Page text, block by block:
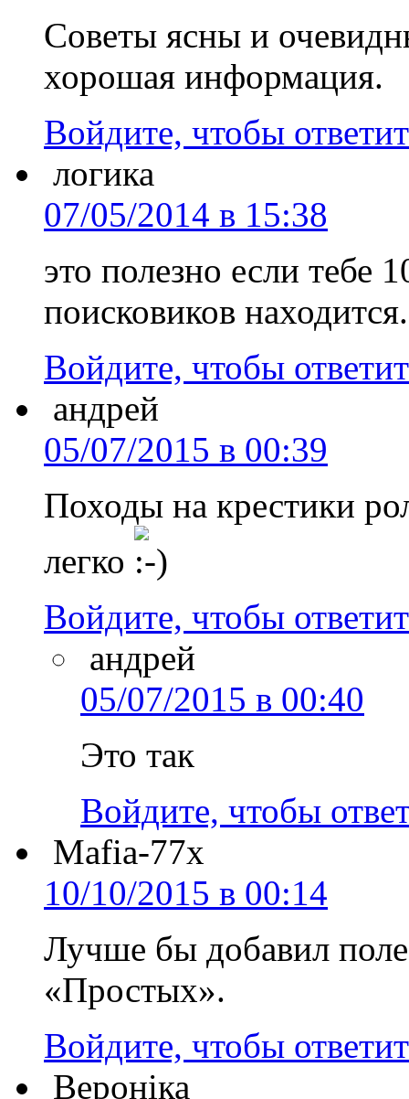
Советы ясны и
хорошая информация.
Войдите, чтобы
логика
07/05/2014 в 15:38
это полезно если тебе
поисковиков
Войдите, чтобы
андрей
05/07/2015 в 00:39
Походы на крестики
легко
Войдите, чтобы
андрей
05/07/2015 в 00:40
Это так
Войдите, чтобы
Mafia-77x
10/10/2015 в 00:14
Лучше бы добавил
«Простых».
Войдите, чтобы
Вероніка